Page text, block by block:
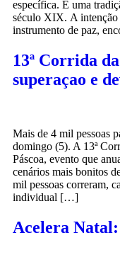
específica. É uma
século XIX. A intenção
instrumento de paz,
13ª Corrida
superaçao e
Mais de 4 mil pessoas
domingo (5). A 13ª
Páscoa, evento que
cenários mais bonitos
mil pessoas correram,
individual […]
Acelera